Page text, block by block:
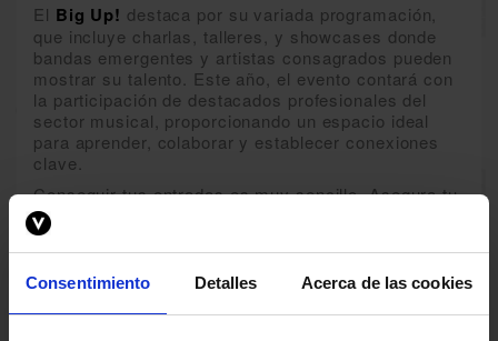
Consentimiento Detalles Acerca de las cookies
El Big Up! destaca por su variada programación,
que incluye charlas, talleres, y showcases donde
bandas emergentes y artistas consagrados pueden
mostrar su talento. Este año, el evento contará con
la participación de destacados profesionales del
sector musical, proporcionando un espacio ideal
para aprender, colaborar y establecer conexiones
clave.
Conseguir tus entradas es muy sencillo. Asegura tu
lugar en este evento esencial para la comunidad
musical.
Murcia. Aprovecha esta oportunidad para crecer
profesionalmente, descubrir nuevas tendencias y